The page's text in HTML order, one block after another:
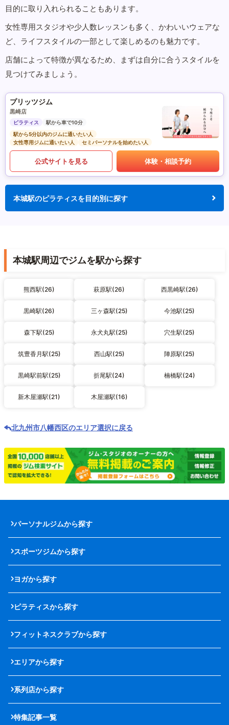
目的に取り入れられることもあります。
女性専用スタジオや少人数レッスンも多く、かわいいウェアな
ど、ライフスタイルの一部として楽しめるのも魅力です。
店舗によって特徴が異なるため、まずは自分に合うスタイルを
見つけてみましょう。
プリッツジム
黒崎店
ピラティス
駅から車で10分
駅から5分以内のジムに通いたい人
女性専用ジムに通いたい人
セミパーソナルを始めたい人
公式サイトを見る 体験・相談予約
本城駅のピラティスを目的別に探す
本城駅周辺でジムを駅から探す
熊西駅(26) 萩原駅(26) 西黒崎駅(26)
黒崎駅(26) 三ヶ森駅(25) 今池駅(25)
森下駅(25) 永犬丸駅(25) 穴生駅(25)
筑豊香月駅(25) 西山駅(25) 陣原駅(25)
黒崎駅前駅(25) 折尾駅(24) 楠橋駅(24)
新木屋瀬駅(21) 木屋瀬駅(16)
北九州市八幡西区のエリア選択に戻る
パーソナルジムから探す
スポーツジムから探す
ヨガから探す
ピラティスから探す
フィットネスクラブから探す
エリアから探す
系列店から探す
特集記事一覧